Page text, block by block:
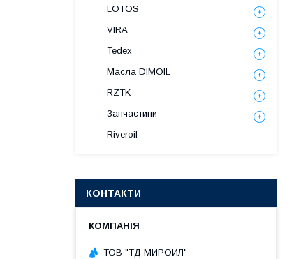
LOTOS
VIRA
Tedex
Масла DIMOIL
RZTK
Запчастини
Riveroil
КОНТАКТИ
ТОВ "ТД МИРОИЛ"